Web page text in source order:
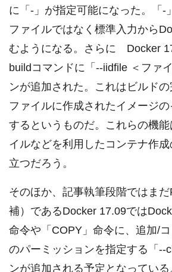
に「-」が指定可能になった。「-
ファイルではなく標準入力から
むようになる。さらに Docker
buildコマンドに「--iidfile ＜ファ
ンが追加された。これはビルド
ファイルに作成されたイメージ
するというものだ。これらの機
イルなどを利用したコンテナ作
立つだろう。
そのほか、記事執筆段階ではま
補）であるDocker 17.09では
命令や「COPY」命令に、追加/
のパーミッションを指定する「--
ンが追加される予定となっている